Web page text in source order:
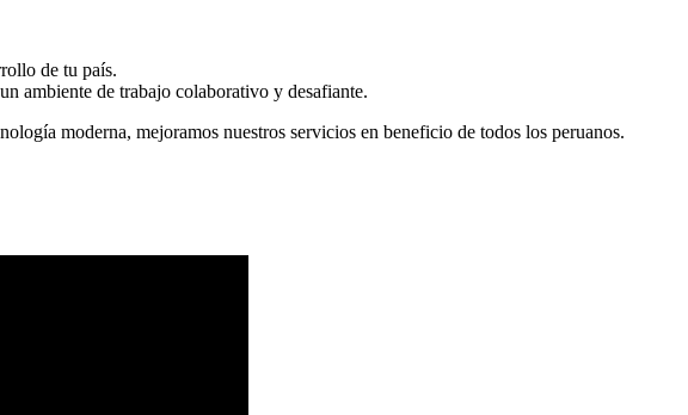
de tu país.
ambiente de trabajo colaborativo y desafiante.
moderna, mejoramos nuestros servicios en beneficio de todos los peruanos.